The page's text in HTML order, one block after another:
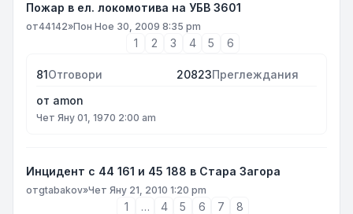
Пожар в ел. локомотива на УБВ 3601
от44142»Пон Ное 30, 2009 8:35 pm
1 2 3 4 5 6
81Отговори 20823Преглеждания
от amon
Чет Яну 01, 1970 2:00 am
Инцидент с 44 161 и 45 188 в Стара Загора
отgtabakov»Чет Яну 21, 2010 1:20 pm
1 … 4 5 6 7 8